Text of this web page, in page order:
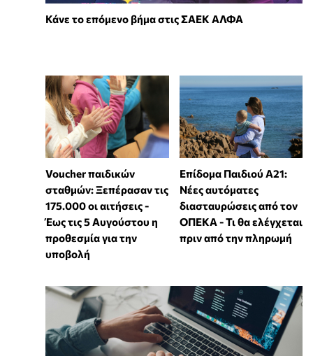
Κάνε το επόμενο βήμα στις ΣΑΕΚ ΑΛΦΑ
Voucher παιδικών
σταθμών: Ξεπέρασαν τις
175.000 οι αιτήσεις -
Έως τις 5 Αυγούστου η
προθεσμία για την
υποβολή
Επίδομα Παιδιού Α21:
Νέες αυτόματες
διασταυρώσεις από τον
ΟΠΕΚΑ - Τι θα ελέγχεται
πριν από την πληρωμή